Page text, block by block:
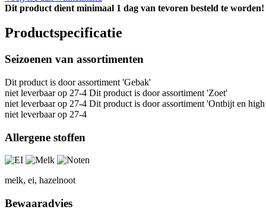
Dit product dient minimaal 1 dag van tevoren besteld te worden!
Productspecificatie
Seizoenen van assortimenten
Dit product is door assortiment 'Gebak'
niet leverbaar op 27-4 Dit product is door assortiment 'Zoet'
niet leverbaar op 27-4 Dit product is door assortiment 'Ontbijt en high
niet leverbaar op 27-4
Allergene stoffen
melk, ei, hazelnoot
Bewaaradvies